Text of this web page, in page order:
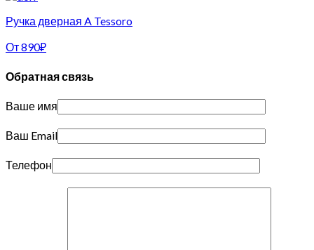
Ручка дверная A Tessoro
От890₽
Обратная связь
Ваше имя
Ваш Email
Телефон